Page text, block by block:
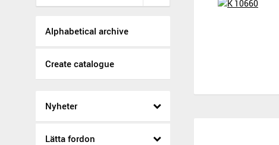
Alphabetical archive
Create catalogue
Nyheter
Lätta fordon